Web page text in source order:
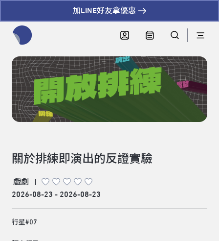
加LINE好友拿優惠
關於排練即演出的反證實驗
戲劇
|
2026-08-23 - 2026-08-23
行星#07